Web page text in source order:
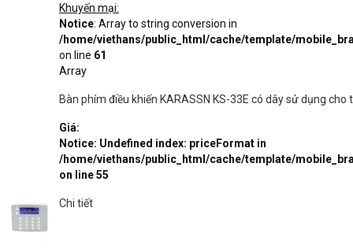
Khuyến mại:
Notice: Array to string conversion in
/home/viethans/public_html/cache/template/
on line 61
Array
Bàn phím điều khiến KARASSN KS-33E có dây sử dụng cho
Giá:
Notice: Undefined index: priceFormat in
/home/viethans/public_html/cache/template/
on line55
Chi tiết